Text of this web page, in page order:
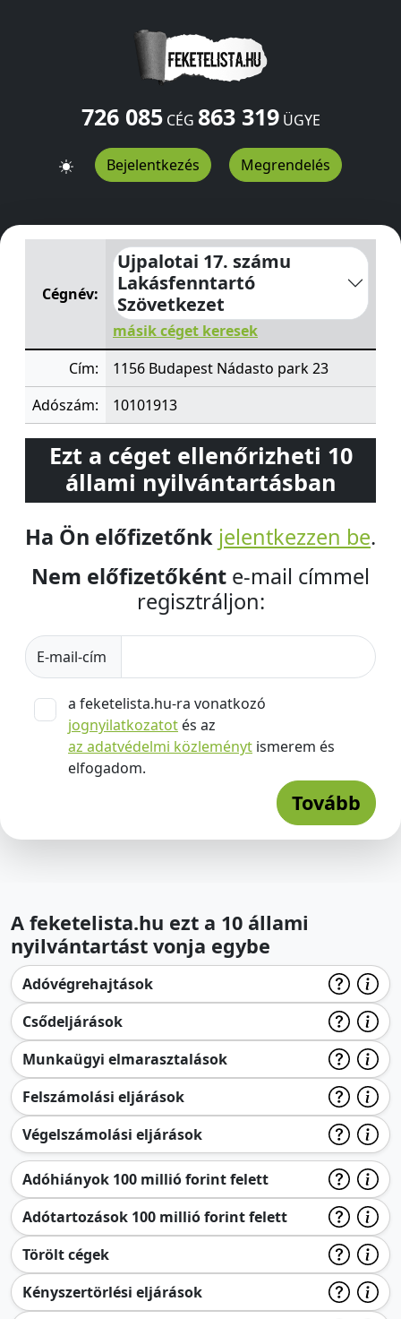
726 085CÉG 863 319ÜGYE
Bejelentkezés Megrendelés
Ujpalotai 17. számu Lakásfenntartó Szövetkezet
Cégnév:
Ujpalotai 17. számu
Lakásfenntartó
Szövetkezet
másik céget keresek
Cím:
1156 Budapest Nádasto park 23
Adószám:
10101913
Ezt a céget ellenőrizheti 10
állami nyilvántartásban
Ha Ön előfizetőnk jelentkezzen be.
Nem előfizetőként e-mail címmel
regisztráljon:
E-mail-cím
a feketelista.hu-ra vonatkozó
jognyilatkozatot és az
az adatvédelmi közleményt ismerem és
elfogadom.
Tovább
A feketelista.hu ezt a 10 állami
nyilvántartást vonja egybe
Adóvégrehajtások
Csődeljárások
Munkaügyi elmarasztalások
Felszámolási eljárások
Végelszámolási eljárások
Adóhiányok 100 millió forint felett
Adótartozások 100 millió forint felett
Törölt cégek
Kényszertörlési eljárások